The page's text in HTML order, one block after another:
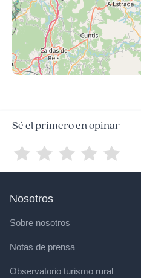
Sé el primero en opinar
Nosotros
Sobre nosotros
Notas de prensa
Observatorio turismo rural